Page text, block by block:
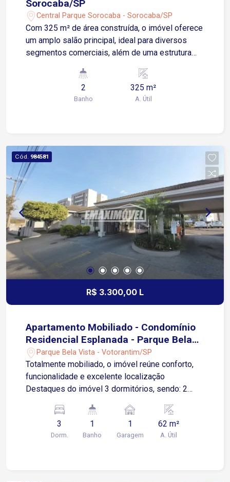
Sorocaba/SP
Central Parque Sorocaba - Sorocaba/SP
Com 325 m² de área construída, o imóvel oferece
um amplo salão principal, ideal para diversos
segmentos comerciais, além de uma estrutura
Cozinha espaçosa com churrasqueira Depósito
para armazenamento 2 banheiros Sala nos
Cruz Apenas 4 minutos da Avenida General
Carneiro 5 minutos da Rodovia Raposo Tavares,
proporcionando fácil acesso a diferentes regiões
2
Banho
325 m²
A. Útil
Cód. 984581
R$ 3.300,00 L
Apartamento Mobiliado - Condomínio
Residencial Esplanada - Parque Bela
Vista - Votorantim/SP
Parque Bela Vista - Votorantim/SP
Totalmente mobiliado, o imóvel reúne conforto,
funcionalidade e excelente localização
Destaques do imóvel 3 dormitórios, sendo: 2
closet; Ventiladores de teto. Sala para dois
ambientes com: Sofá novo; Painel para TV;
Tapete; Mesa de jantar em estilo industrial. Ar-
3
Dorm.
1
Banho
1
Garagem
62 m²
A. Útil